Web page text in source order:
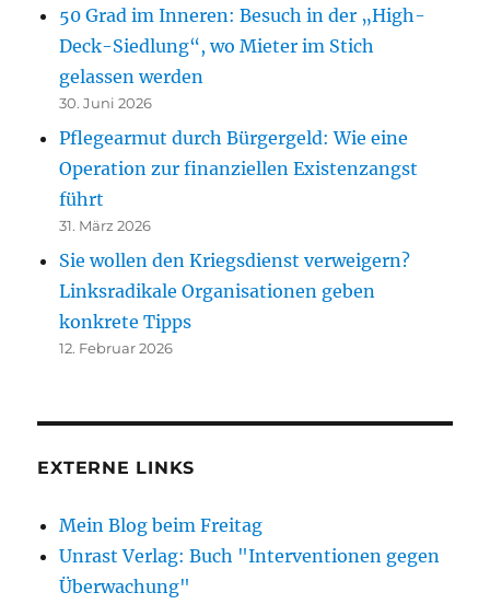
50 Grad im Inneren: Besuch in der „High-
Deck-Siedlung“, wo Mieter im Stich
gelassen werden
30. Juni 2026
Pflegearmut durch Bürgergeld: Wie eine
Operation zur finanziellen Existenzangst
führt
31. März 2026
Sie wollen den Kriegsdienst verweigern?
Linksradikale Organisationen geben
konkrete Tipps
12. Februar 2026
EXTERNE LINKS
Mein Blog beim Freitag
Unrast Verlag: Buch "Interventionen gegen
Überwachung"